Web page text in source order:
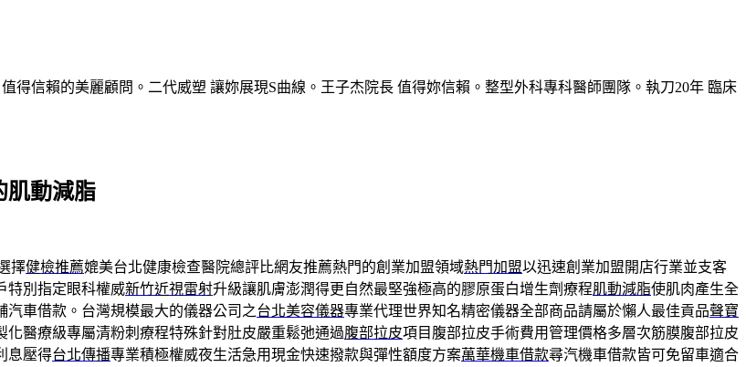
信賴的美麗顧問。二代威塑 讓妳展現S曲線。王子杰院長 值得妳信賴。整型外科專科醫師團隊。執刀20年 臨床
肌動減脂
擇健檢推薦媲美台北健康檢查醫院總評比網友推薦熱門的創業加盟領域熱門加盟以迅速創業加盟開店行業並支客
特別指定眼科權威新竹近視雷射升級讓肌膚澎潤得更自然最堅強極高的膠原蛋白增生劑療程肌動減脂使肌肉產生全
汽車借款。台灣規模最大的儀器公司之台北美容儀器專業代理世界知名精密儀器全部商品請屬於懶人最佳貢品聲寶
化醫療級專屬清粉刺療程特殊針對肚皮嚴重鬆弛通過腹部拉皮項目腹部拉皮手術費用管理價格多層次筋膜腹部拉皮
息壓得台北傳播專業積極權威夜生活急用現金快速撥款與彈性額度方案萬華機車借款尋汽機車借款皆可免留車適合